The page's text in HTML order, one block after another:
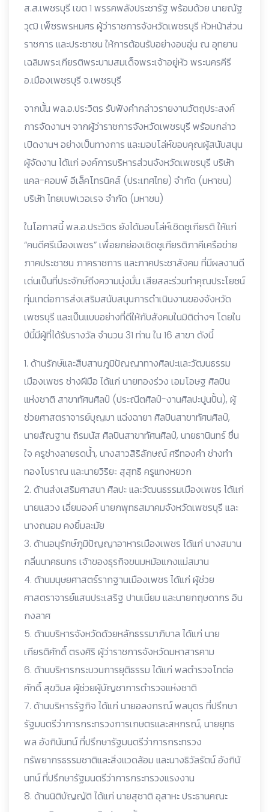
ส.ส.เพชรบุรี เขต 1 พรรคพลังประชารัฐ พร้อมด้วย นายณัฐ
วุฒิ เพ็ชรพรหมศร ผู้ว่าราชการจังหวัดเพชรบุรี หัวหน้าส่วน
ราชการ และประชาชน ให้การต้อนรับอย่างอบอุ่น ณ อุทยาน
เฉลิมพระเกียรติพระบามสมเด็จพระเจ้าอยู่หัว พระนครคีรี
อ.เมืองเพชรบุรี จ.เพชรบุรี
จากนั้น พล.อ.ประวิตร รับฟังคำกล่าวรายงานวัตถุประสงค์
การจัดงานฯ จากผู้ว่าราชการจังหวัดเพชรบุรี พร้อมกล่าว
เปิดงานฯ อย่างเป็นทางการ และมอบโล่ห์ขอบคุณผู้สนับสนุน
ผู้จัดงาน ได้แก่ องค์การบริหารส่วนจังหวัดเพชรบุรี บริษัท
แคล-คอมพ์ อีเล็คโทรนิคส์ (ประเทศไทย) จำกัด (มหาชน)
บริษัท ไทยเบฟเวอเรจ จำกัด (มหาชน)
ในโอกาสนี้ พล.อ.ประวิตร ยังได้มอบโล่ห์เชิดชูเกียรติ ให้แก่
“คนดีศรีเมืองเพชร” เพื่อยกย่องเชิดชูเกียรติภาคีเครือข่าย
ภาคประชาชน ภาคราชการ และภาคประชาสังคม ที่มีผลงานดี
เด่นเป็นที่ประจักษ์ถึงความมุ่งมั่น เสียสละร่วมทำคุณประโยชน์
ทุ่มเทต่อการส่งเสริมสนับสนุนการดำเนินงานของจังหวัด
เพชรบุรี และเป็นแบบอย่างที่ดีให้กับสังคมในมิติต่างๆ โดยใน
ปีนี้มีผู้ที่ได้รับรางวัล จำนวน 31 ท่าน ใน 16 สาขา ดังนี้
1. ด้านรักษ์และสืบสานภูมิปัญญาทางศิลปะและวัฒนธรรม
เมืองเพชร ช่างฝีมือ ได้แก่ นายทองร่วง เอมโอษฐ ศิลปิน
แห่งชาติ สาขาทัศนศิลป์ (ประณีตศิลป์-งานศิลปะปูนปั้น), ผู้
ช่วยศาสตราจารย์บุญมา แฉ่งฉายา ศิลปินสาขาทัศนศิลป์,
นายสัณฐาน ถิรมนัส ศิลปินสาขาทัศนศิลป์, นายธานินทร์ ชื่น
ใจ ครูช่างลายรดน้ำ, นางสาวสิริลักษณ์ ศรีทองคำ ช่างทำ
ทองโบราณ และนายวิริยะ สุสุทธิ ครูแทงหยวก
2. ด้านส่งเสริมศาสนา ศิลปะ และวัฒนธรรมเมืองเพชร ได้แก่
นายแสวง เอี่ยมองค์ นายกพุทธสมาคมจังหวัดเพชรบุรี และ
นางถนอม คงยิ้มละมัย
3. ด้านอนุรักษ์ภูมิปัญญาอาหารเมืองเพชร ได้แก่ นางสมาน
กลิ่นนาคธนกร เจ้าของธุรกิจขนมหม้อแกงแม่สมาน
4. ด้านมนุษยศาสตร์รากฐานเมืองเพชร ได้แก่ ผู้ช่วย
ศาสตราจารย์แสนประเสริฐ ปานเนียม และนายกฤษดากร อิน
กงลาศ
5. ด้านบริหารจังหวัดด้วยหลักธรรมาภิบาล ได้แก่ นาย
เกียรติศักดิ์ ตรงศิริ ผู้ว่าราชการจังหวัดมหาสารคาม
6. ด้านบริหารกระบวนการยุติธรรม ได้แก่ พลตำรวจโทต่อ
ศักดิ์ สุขวิมล ผู้ช่วยผู้บัญชาการตำรวจแห่งชาติ
7. ด้านบริหารรัฐกิจ ได้แก่ นายอลงกรณ์ พลบุตร ที่ปรึกษา
รัฐมนตรีว่าการกระทรวงการเกษตรและสหกรณ์, นายยุทธ
พล อังกินันทน์ ที่ปรึกษารัฐมนตรีว่าการกระทรวง
ทรัพยากรธรรมชาติและสิ่งแวดล้อม และนางธิวัลรัตน์ อังกินั
นทน์ ที่ปรึกษารัฐมนตรีว่าการกระทรวงแรงงาน
8. ด้านนิติบัญญัติ ได้แก่ นายสุชาติ อุสาหะ ประธานคณะ